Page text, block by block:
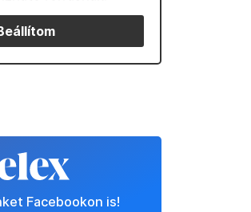
Facebookon is!